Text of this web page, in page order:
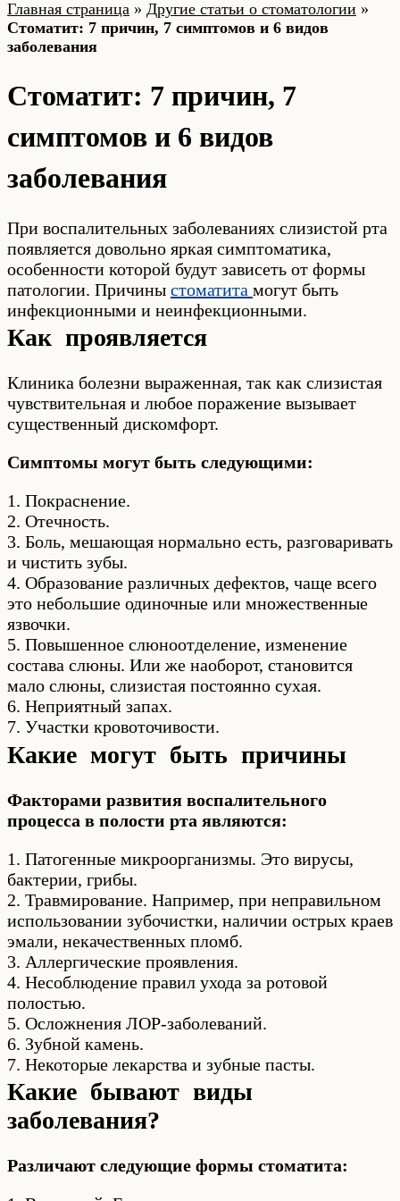
Главная страница » Другие статьи о стоматологии »
Стоматит: 7 причин, 7 симптомов и 6 видов
заболевания
Стоматит: 7 причин, 7
симптомов и 6 видов
заболевания
При воспалительных заболеваниях слизистой рта
появляется довольно яркая симптоматика,
особенности которой будут зависеть от формы
патологии. Причины стоматита могут быть
инфекционными и неинфекционными.
Как проявляется
Клиника болезни выраженная, так как слизистая
чувствительная и любое поражение вызывает
существенный дискомфорт.
Симптомы могут быть следующими:
1. Покраснение.
2. Отечность.
3. Боль, мешающая нормально есть, разговаривать
и чистить зубы.
4. Образование различных дефектов, чаще всего
это небольшие одиночные или множественные
язвочки.
5. Повышенное слюноотделение, изменение
состава слюны. Или же наоборот, становится
мало слюны, слизистая постоянно сухая.
6. Неприятный запах.
7. Участки кровоточивости.
Какие могут быть причины
Факторами развития воспалительного
процесса в полости рта являются:
1. Патогенные микроорганизмы. Это вирусы,
бактерии, грибы.
2. Травмирование. Например, при неправильном
использовании зубочистки, наличии острых краев
эмали, некачественных пломб.
3. Аллергические проявления.
4. Несоблюдение правил ухода за ротовой
полостью.
5. Осложнения ЛОР-заболеваний.
6. Зубной камень.
7. Некоторые лекарства и зубные пасты.
Какие бывают виды
заболевания?
Различают следующие формы стоматита: